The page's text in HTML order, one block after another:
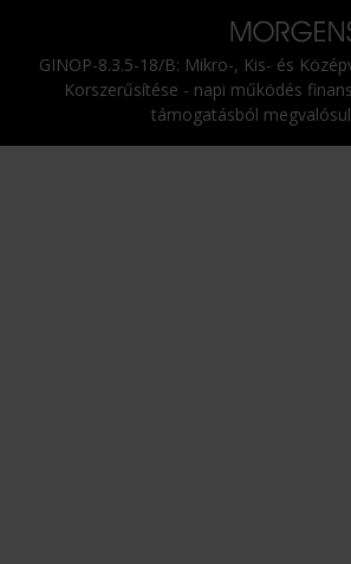
GINOP-8.3.5-18/B: Mikro-, Kis- és
Korszerűsítése - napi működés
támogatásból